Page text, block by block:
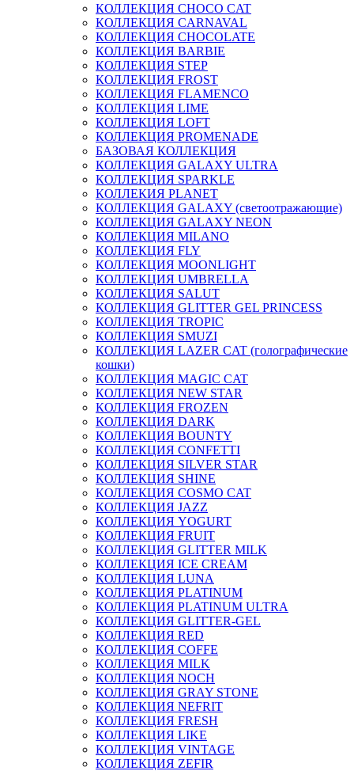
КОЛЛЕКЦИЯ CHOCO CAT
КОЛЛЕКЦИЯ CARNAVAL
КОЛЛЕКЦИЯ CHOCOLATE
КОЛЛЕКЦИЯ BARBIE
КОЛЛЕКЦИЯ STEP
КОЛЛЕКЦИЯ FROST
КОЛЛЕКЦИЯ FLAMENCO
КОЛЛЕКЦИЯ LIME
КОЛЛЕКЦИЯ LOFT
КОЛЛЕКЦИЯ PROMENADE
БАЗОВАЯ КОЛЛЕКЦИЯ
КОЛЛЕКЦИЯ GALAXY ULTRA
КОЛЛЕКЦИЯ SPARKLE
КОЛЛЕКИЯ PLANET
КОЛЛЕКЦИЯ GALAXY (светоотражающие)
КОЛЛЕКЦИЯ GALAXY NEON
КОЛЛЕКЦИЯ MILANO
КОЛЛЕКЦИЯ FLY
КОЛЛЕКЦИЯ MOONLIGHT
КОЛЛЕКЦИЯ UMBRELLA
КОЛЛЕКЦИЯ SALUT
КОЛЛЕКЦИЯ GLITTER GEL PRINCESS
КОЛЛЕКЦИЯ TROPIC
КОЛЛЕКЦИЯ SMUZI
КОЛЛЕКЦИЯ LAZER CAT (голографические
кошки)
КОЛЛЕКЦИЯ MAGIC CAT
КОЛЛЕКЦИЯ NEW STAR
КОЛЛЕКЦИЯ FROZEN
КОЛЛЕКЦИЯ DARK
КОЛЛЕКЦИЯ BOUNTY
КОЛЛЕКЦИЯ CONFETTI
КОЛЛЕКЦИЯ SILVER STAR
КОЛЛЕКЦИЯ SHINE
КОЛЛЕКЦИЯ COSMO CAT
КОЛЛЕКЦИЯ JAZZ
КОЛЛЕКЦИЯ YOGURT
КОЛЛЕКЦИЯ FRUIT
КОЛЛЕКЦИЯ GLITTER MILK
КОЛЛЕКЦИЯ ICE CREAM
КОЛЛЕКЦИЯ LUNA
КОЛЛЕКЦИЯ PLATINUM
КОЛЛЕКЦИЯ PLATINUM ULTRA
КОЛЛЕКЦИЯ GLITTER-GEL
КОЛЛЕКЦИЯ RED
КОЛЛЕКЦИЯ COFFE
КОЛЛЕКЦИЯ MILK
КОЛЛЕКЦИЯ NOCH
КОЛЛЕКЦИЯ GRAY STONE
КОЛЛЕКЦИЯ NEFRIT
КОЛЛЕКЦИЯ FRESH
КОЛЛЕКЦИЯ LIKE
КОЛЛЕКЦИЯ VINTAGE
КОЛЛЕКЦИЯ ZEFIR